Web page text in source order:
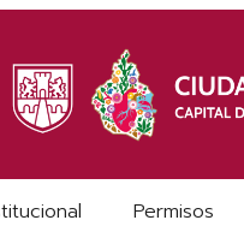
Permisos